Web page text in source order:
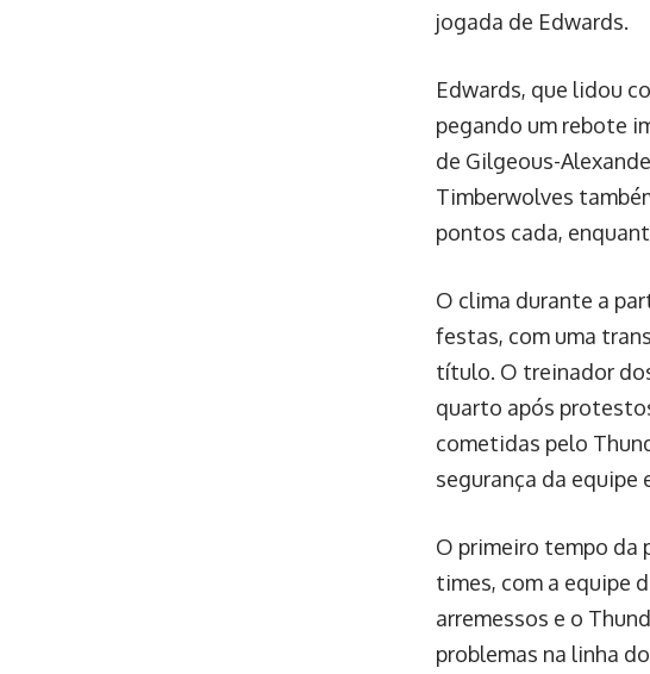
jogada de Edwards.
Edwards, que lidou
pegando um rebote
de Gilgeous-
Timberwolves
pontos cada,
O clima durante a
festas, com uma
título. O treinador
quarto após
cometidas pelo
segurança da
O primeiro tempo da
times, com a equipe
arremessos e o
problemas na linha